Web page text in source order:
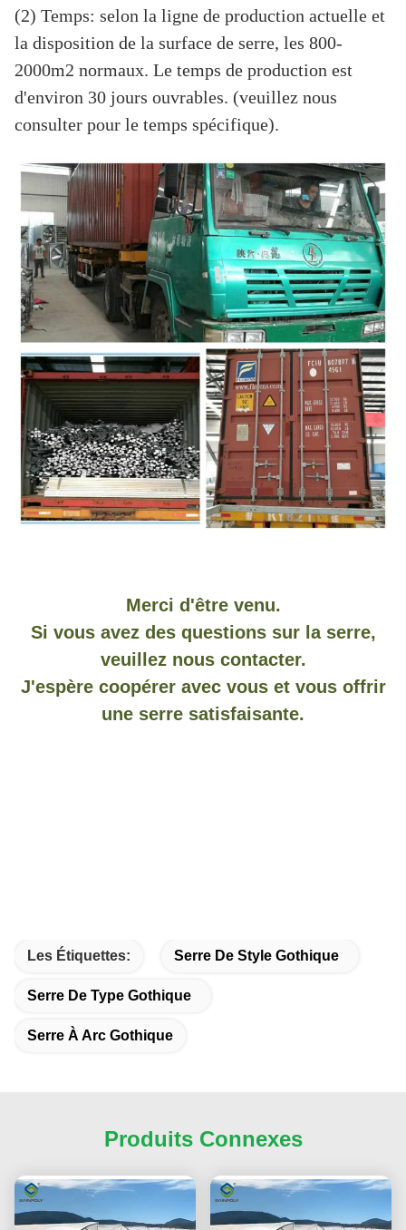
(2) Temps: selon la ligne de production actuelle et
la disposition de la surface de serre, les 800-
2000m2 normaux. Le temps de production est
d'environ 30 jours ouvrables. (veuillez nous
consulter pour le temps spécifique).
Merci d'être venu.
Si vous avez des questions sur la serre,
veuillez nous contacter.
J'espère coopérer avec vous et vous offrir
une serre satisfaisante.
Les Étiquettes: Serre De Style Gothique
Serre De Type Gothique
Serre À Arc Gothique
Produits Connexes